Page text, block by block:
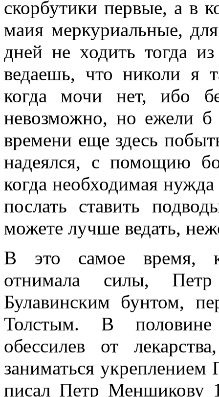
скорбутики первые, а в
маия меркуриальные,
дней не ходить тогда
ведаешь, что николи я
когда мочи нет, ибо
невозможно, но ежели б
времени еще здесь
надеялся, с помощию
когда необходимая нужда
послать ставить
можете лучше ведать,
В это самое время,
отнимала силы,
Булавинским бунтом,
Толстым. В
обессилев от
заниматься
писал Петр Меншикову